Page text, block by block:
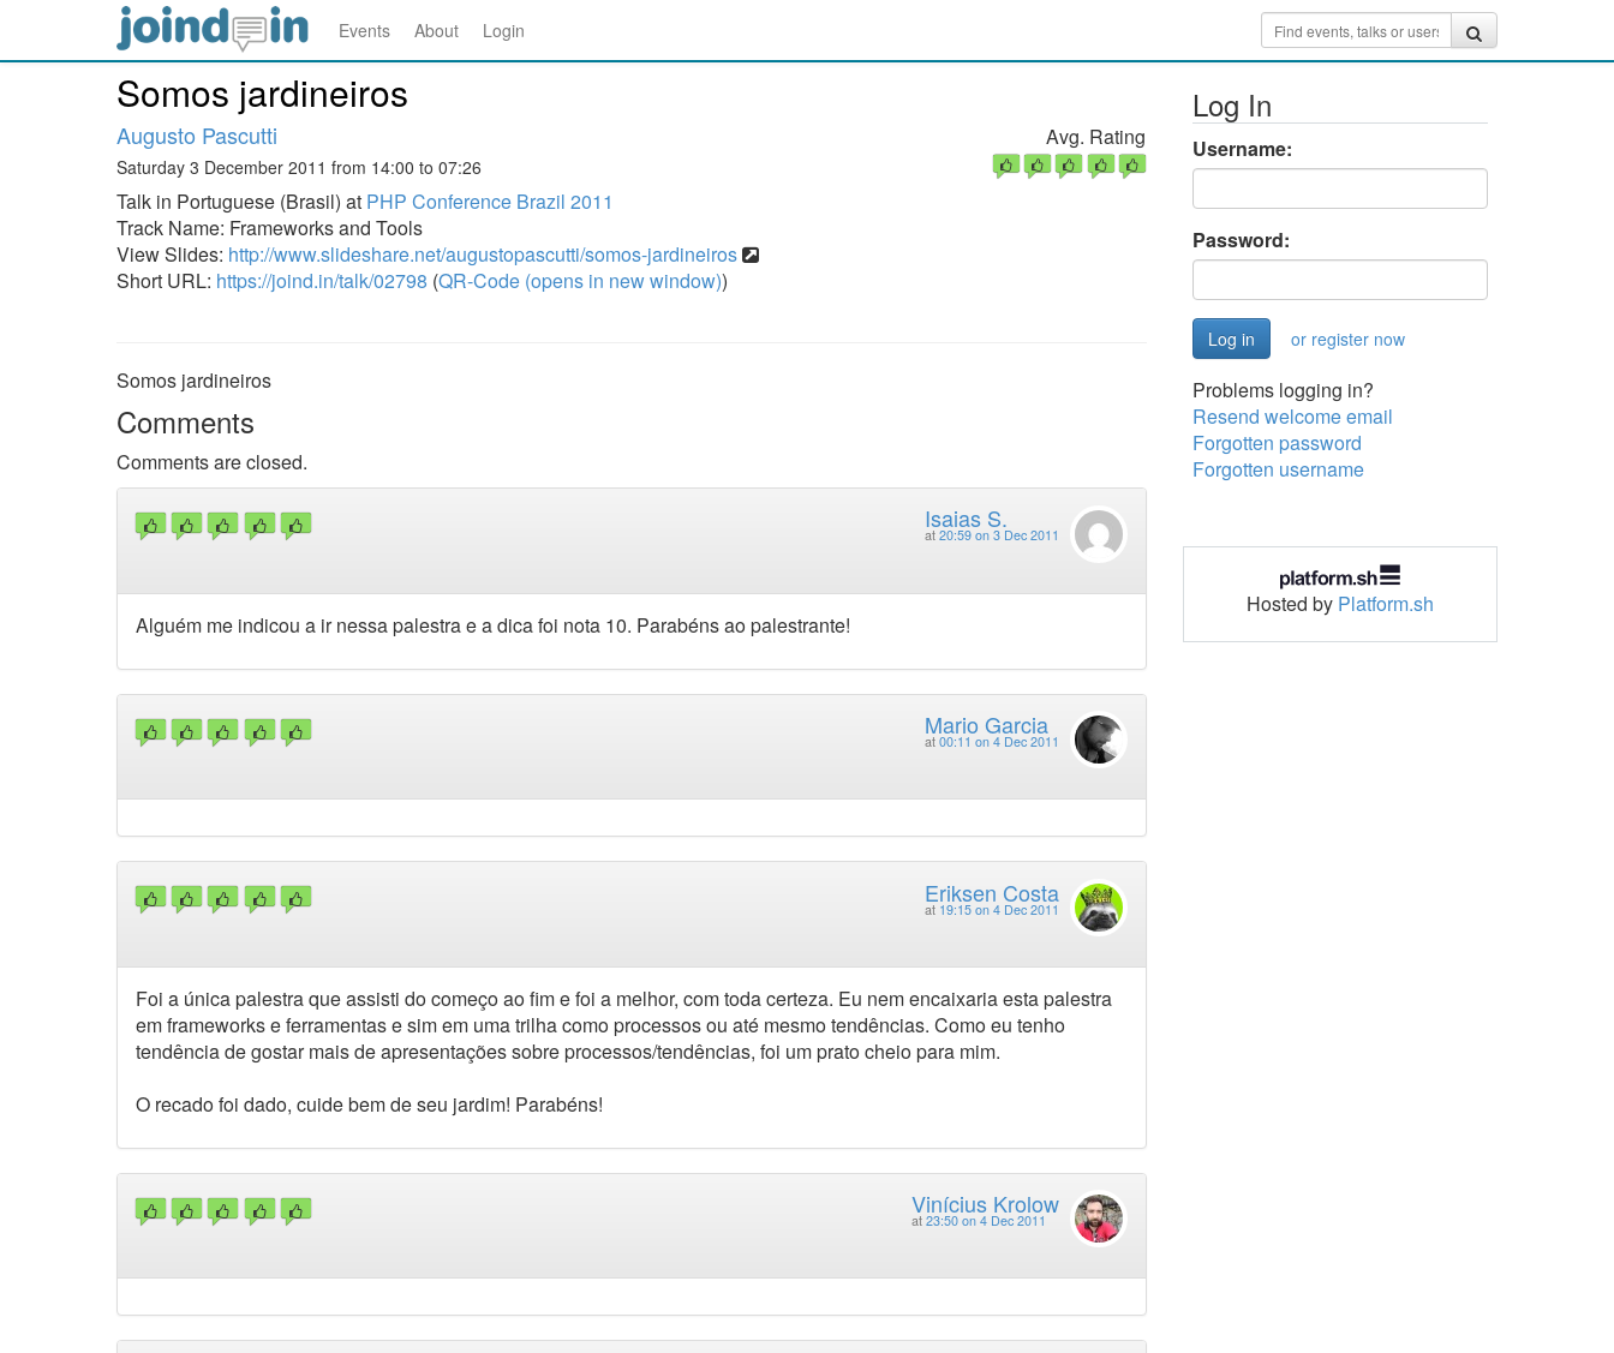
Events About Login
Somos jardineiros
Augusto Pascutti
Saturday 3 December 2011 from 14:00 to 07:26
Talk in Portuguese (Brasil) at PHP Conference Brazil 2011
Track Name: Frameworks and Tools
View Slides: http://www.slideshare.net/augustopascutti/somos-jardineiros
Short URL: https://joind.in/talk/02798 (QR-Code (opens in new window))
Avg. Rating
Somos jardineiros
Comments
Comments are closed.
Isaias S.
at 20:59 on 3 Dec 2011
Alguém me indicou a ir nessa palestra e a dica foi nota 10. Parabéns ao palestrante!
Mario Garcia
at 00:11 on 4 Dec 2011
Eriksen Costa
at 19:15 on 4 Dec 2011
Foi a única palestra que assisti do começo ao fim e foi a melhor, com toda certeza. Eu nem encaixaria esta palestra
em frameworks e ferramentas e sim em uma trilha como processos ou até mesmo tendências. Como eu tenho
tendência de gostar mais de apresentações sobre processos/tendências, foi um prato cheio para mim.
O recado foi dado, cuide bem de seu jardim! Parabéns!
Vinícius Krolow
at 23:50 on 4 Dec 2011
Log In
Username:
Password:
or register now
Problems logging in?
Resend welcome email
Forgotten password
Forgotten username
Hosted by Platform.sh